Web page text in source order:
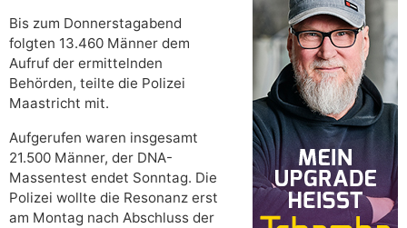
Bis zum Donnerstagabend
folgten 13.460 Männer dem
Aufruf der ermittelnden
Behörden, teilte die Polizei
Maastricht mit.
Aufgerufen waren insgesamt
21.500 Männer, der DNA-
Massentest endet Sonntag. Die
Polizei wollte die Resonanz erst
am Montag nach Abschluss der